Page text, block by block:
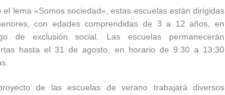
el lema «Somos sociedad», estas escuelas están dirigidas
con edades comprendidas de 3 a 12 años, en
de exclusión social. Las escuelas permanecerán
hasta el 31 de agosto, en horario de 9:30 a 13:30
de las escuelas de verano trabajará diversos